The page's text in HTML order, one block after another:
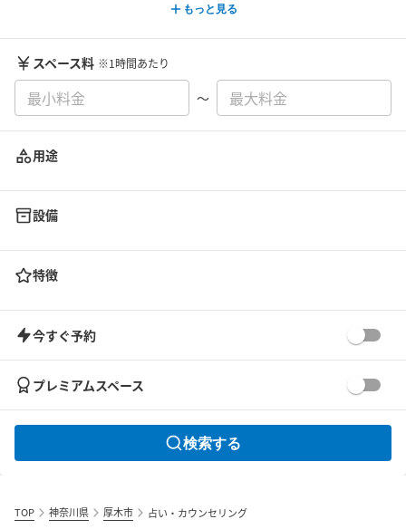
もっと見る
スペース料 ※1時間あたり
〜
用途
設備
特徴
今すぐ予約
プレミアムスペース
検索する
TOP 神奈川県 厚木市 占い・カウンセリング